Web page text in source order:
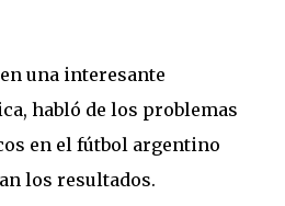
una interesante
habló de los problemas
en el fútbol argentino
los resultados.